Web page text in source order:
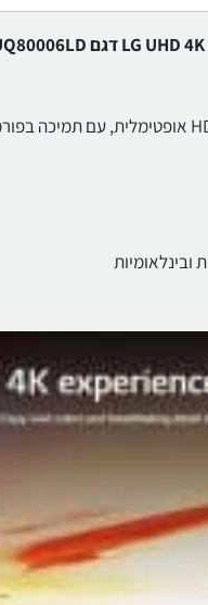
ובינלאומיות